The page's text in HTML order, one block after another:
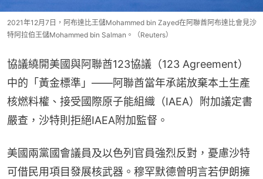
2021年12月7日，阿布達比王儲Mohammed bin Zayed在阿聯酋阿布達比會見沙
特阿拉伯王儲Mohammed bin Salman。（Reuters）
協議繞開美國與阿聯酋123協議（123 Agreement）
中的「黃金標準」——阿聯酋當年承諾放棄本土生產
核燃料權、接受國際原子能組織（IAEA）附加議定書
嚴查，沙特則拒絕IAEA附加監督。
美國兩黨國會議員及以色列官員強烈反對，憂慮沙特
可借民用項目發展核武器。穆罕默德曾明言若伊朗擁